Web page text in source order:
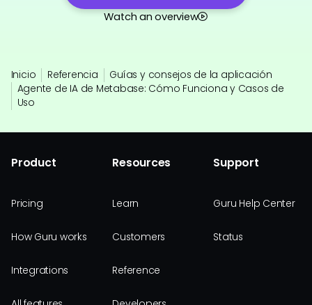
Watch an overview
Inicio Referencia
Guías y consejos de la aplicación
Agente de IA de Metabase: Cómo Funciona y Casos de
Uso
Product
Pricing
How Guru works
Integrations
Resources
Learn
Customers
Reference
Support
Guru Help Center
Status